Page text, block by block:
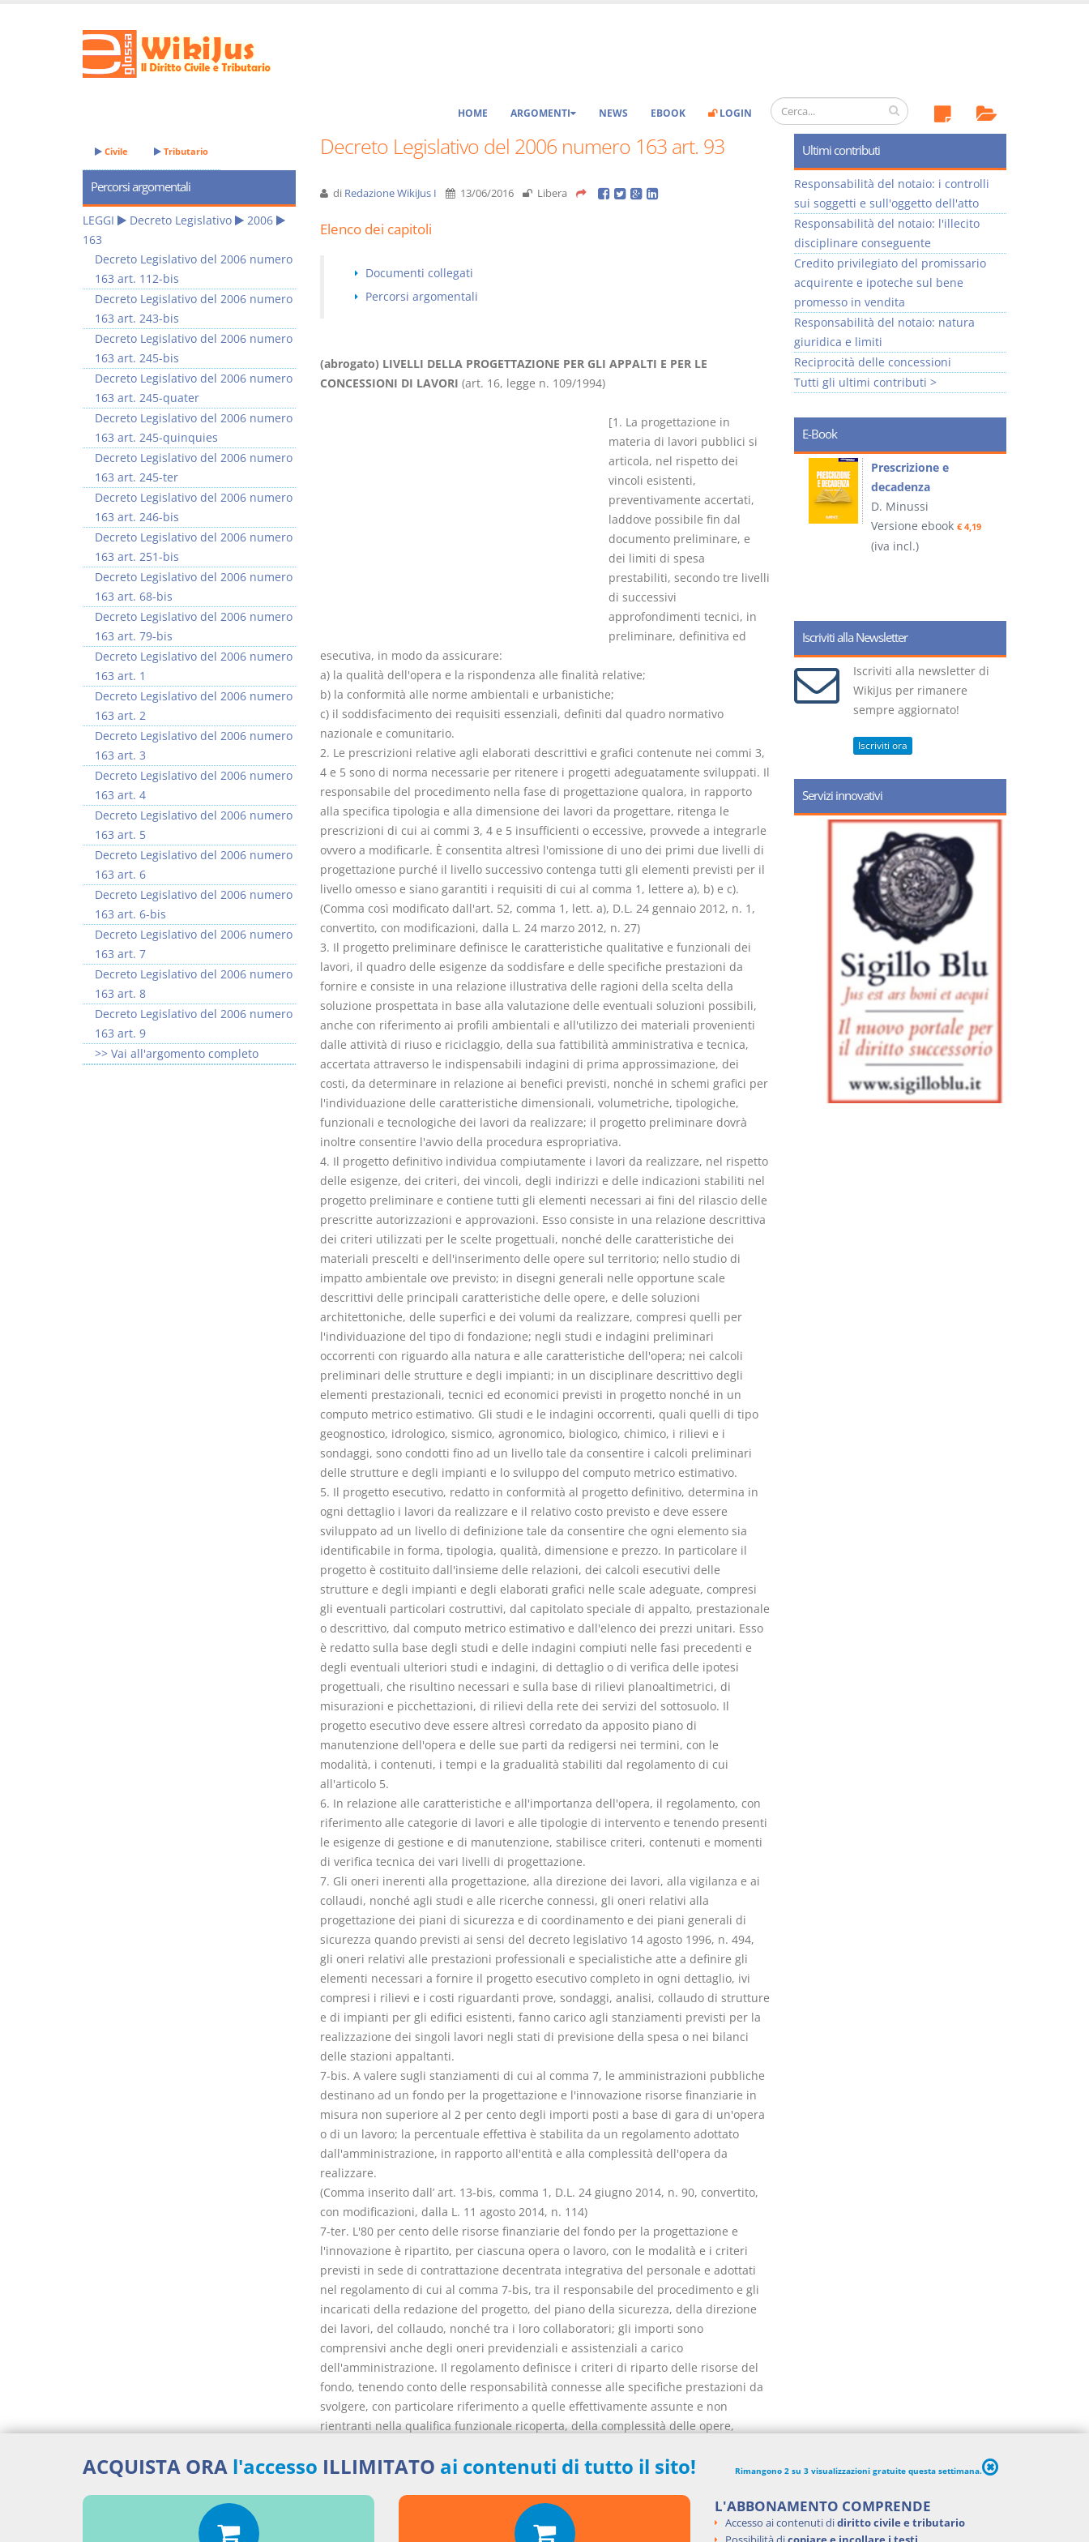
HOME ARGOMENTI NEWS EBOOK LOGIN
Decreto Legislativo del 2006 numero 163 art. 93
di Redazione WikiJus I 13/06/2016 Libera
Elenco dei capitoli
Documenti collegati
Percorsi argomentali
(abrogato) LIVELLI DELLA PROGETTAZIONE PER GLI APPALTI E PER LE
CONCESSIONI DI LAVORI (art. 16, legge n. 109/1994)
[1. La progettazione in
materia di lavori pubblici si
articola, nel rispetto dei
vincoli esistenti,
preventivamente accertati,
laddove possibile fin dal
documento preliminare, e
dei limiti di spesa
prestabiliti, secondo tre livelli
di successivi
approfondimenti tecnici, in
preliminare, definitiva ed
esecutiva, in modo da assicurare:
a) la qualità dell'opera e la rispondenza alle finalità relative;
b) la conformità alle norme ambientali e urbanistiche;
c) il soddisfacimento dei requisiti essenziali, definiti dal quadro normativo
nazionale e comunitario.
2. Le prescrizioni relative agli elaborati descrittivi e grafici contenute nei commi 3,
4 e 5 sono di norma necessarie per ritenere i progetti adeguatamente sviluppati. Il
responsabile del procedimento nella fase di progettazione qualora, in rapporto
alla specifica tipologia e alla dimensione dei lavori da progettare, ritenga le
prescrizioni di cui ai commi 3, 4 e 5 insufficienti o eccessive, provvede a integrarle
ovvero a modificarle. È consentita altresì l'omissione di uno dei primi due livelli di
progettazione purché il livello successivo contenga tutti gli elementi previsti per il
livello omesso e siano garantiti i requisiti di cui al comma 1, lettere a), b) e c).
(Comma così modificato dall'art. 52, comma 1, lett. a), D.L. 24 gennaio 2012, n. 1,
convertito, con modificazioni, dalla L. 24 marzo 2012, n. 27)
3. Il progetto preliminare definisce le caratteristiche qualitative e funzionali dei
lavori, il quadro delle esigenze da soddisfare e delle specifiche prestazioni da
fornire e consiste in una relazione illustrativa delle ragioni della scelta della
soluzione prospettata in base alla valutazione delle eventuali soluzioni possibili,
anche con riferimento ai profili ambientali e all'utilizzo dei materiali provenienti
dalle attività di riuso e riciclaggio, della sua fattibilità amministrativa e tecnica,
accertata attraverso le indispensabili indagini di prima approssimazione, dei
costi, da determinare in relazione ai benefici previsti, nonché in schemi grafici per
l'individuazione delle caratteristiche dimensionali, volumetriche, tipologiche,
funzionali e tecnologiche dei lavori da realizzare; il progetto preliminare dovrà
inoltre consentire l'avvio della procedura espropriativa.
4. Il progetto definitivo individua compiutamente i lavori da realizzare, nel rispetto
delle esigenze, dei criteri, dei vincoli, degli indirizzi e delle indicazioni stabiliti nel
progetto preliminare e contiene tutti gli elementi necessari ai fini del rilascio delle
prescritte autorizzazioni e approvazioni. Esso consiste in una relazione descrittiva
dei criteri utilizzati per le scelte progettuali, nonché delle caratteristiche dei
materiali prescelti e dell'inserimento delle opere sul territorio; nello studio di
impatto ambientale ove previsto; in disegni generali nelle opportune scale
descrittivi delle principali caratteristiche delle opere, e delle soluzioni
architettoniche, delle superfici e dei volumi da realizzare, compresi quelli per
l'individuazione del tipo di fondazione; negli studi e indagini preliminari
occorrenti con riguardo alla natura e alle caratteristiche dell'opera; nei calcoli
preliminari delle strutture e degli impianti; in un disciplinare descrittivo degli
elementi prestazionali, tecnici ed economici previsti in progetto nonché in un
computo metrico estimativo. Gli studi e le indagini occorrenti, quali quelli di tipo
geognostico, idrologico, sismico, agronomico, biologico, chimico, i rilievi e i
sondaggi, sono condotti fino ad un livello tale da consentire i calcoli preliminari
delle strutture e degli impianti e lo sviluppo del computo metrico estimativo.
5. Il progetto esecutivo, redatto in conformità al progetto definitivo, determina in
ogni dettaglio i lavori da realizzare e il relativo costo previsto e deve essere
sviluppato ad un livello di definizione tale da consentire che ogni elemento sia
identificabile in forma, tipologia, qualità, dimensione e prezzo. In particolare il
progetto è costituito dall'insieme delle relazioni, dei calcoli esecutivi delle
strutture e degli impianti e degli elaborati grafici nelle scale adeguate, compresi
gli eventuali particolari costruttivi, dal capitolato speciale di appalto, prestazionale
o descrittivo, dal computo metrico estimativo e dall'elenco dei prezzi unitari. Esso
è redatto sulla base degli studi e delle indagini compiuti nelle fasi precedenti e
degli eventuali ulteriori studi e indagini, di dettaglio o di verifica delle ipotesi
progettuali, che risultino necessari e sulla base di rilievi planoaltimetrici, di
misurazioni e picchettazioni, di rilievi della rete dei servizi del sottosuolo. Il
progetto esecutivo deve essere altresì corredato da apposito piano di
manutenzione dell'opera e delle sue parti da redigersi nei termini, con le
modalità, i contenuti, i tempi e la gradualità stabiliti dal regolamento di cui
all'articolo 5.
6. In relazione alle caratteristiche e all'importanza dell'opera, il regolamento, con
riferimento alle categorie di lavori e alle tipologie di intervento e tenendo presenti
le esigenze di gestione e di manutenzione, stabilisce criteri, contenuti e momenti
di verifica tecnica dei vari livelli di progettazione.
7. Gli oneri inerenti alla progettazione, alla direzione dei lavori, alla vigilanza e ai
collaudi, nonché agli studi e alle ricerche connessi, gli oneri relativi alla
progettazione dei piani di sicurezza e di coordinamento e dei piani generali di
sicurezza quando previsti ai sensi del decreto legislativo 14 agosto 1996, n. 494,
gli oneri relativi alle prestazioni professionali e specialistiche atte a definire gli
elementi necessari a fornire il progetto esecutivo completo in ogni dettaglio, ivi
compresi i rilievi e i costi riguardanti prove, sondaggi, analisi, collaudo di strutture
e di impianti per gli edifici esistenti, fanno carico agli stanziamenti previsti per la
realizzazione dei singoli lavori negli stati di previsione della spesa o nei bilanci
delle stazioni appaltanti.
7-bis. A valere sugli stanziamenti di cui al comma 7, le amministrazioni pubbliche
destinano ad un fondo per la progettazione e l'innovazione risorse finanziarie in
misura non superiore al 2 per cento degli importi posti a base di gara di un'opera
o di un lavoro; la percentuale effettiva è stabilita da un regolamento adottato
dall'amministrazione, in rapporto all'entità e alla complessità dell'opera da
realizzare.
(Comma inserito dall’ art. 13-bis, comma 1, D.L. 24 giugno 2014, n. 90, convertito,
con modificazioni, dalla L. 11 agosto 2014, n. 114)
7-ter. L'80 per cento delle risorse finanziarie del fondo per la progettazione e
l'innovazione è ripartito, per ciascuna opera o lavoro, con le modalità e i criteri
previsti in sede di contrattazione decentrata integrativa del personale e adottati
nel regolamento di cui al comma 7-bis, tra il responsabile del procedimento e gli
incaricati della redazione del progetto, del piano della sicurezza, della direzione
dei lavori, del collaudo, nonché tra i loro collaboratori; gli importi sono
comprensivi anche degli oneri previdenziali e assistenziali a carico
dell'amministrazione. Il regolamento definisce i criteri di riparto delle risorse del
fondo, tenendo conto delle responsabilità connesse alle specifiche prestazioni da
svolgere, con particolare riferimento a quelle effettivamente assunte e non
rientranti nella qualifica funzionale ricoperta, della complessità delle opere,
dell'opera, dei tempi e dei costi previsti dal quadro economico del progetto
delle risorse finanziarie connesse alla singola opera o lavoro a fronte di eventuali
incrementi dei tempi o dei costi previsti dal quadro economico del progetto
Civile Tributario
Percorsi argomentali
LEGGI Decreto Legislativo
2006
163
Decreto Legislativo del 2006 numero
163 art. 112-bis
Decreto Legislativo del 2006 numero
163 art. 243-bis
Decreto Legislativo del 2006 numero
163 art. 245-bis
Decreto Legislativo del 2006 numero
163 art. 245-quater
Decreto Legislativo del 2006 numero
163 art. 245-quinquies
Decreto Legislativo del 2006 numero
163 art. 245-ter
Decreto Legislativo del 2006 numero
163 art. 246-bis
Decreto Legislativo del 2006 numero
163 art. 251-bis
Decreto Legislativo del 2006 numero
163 art. 68-bis
Decreto Legislativo del 2006 numero
163 art. 79-bis
Decreto Legislativo del 2006 numero
163 art. 1
Decreto Legislativo del 2006 numero
163 art. 2
Decreto Legislativo del 2006 numero
163 art. 3
Decreto Legislativo del 2006 numero
163 art. 4
Decreto Legislativo del 2006 numero
163 art. 5
Decreto Legislativo del 2006 numero
163 art. 6
Decreto Legislativo del 2006 numero
163 art. 6-bis
Decreto Legislativo del 2006 numero
163 art. 7
Decreto Legislativo del 2006 numero
163 art. 8
Decreto Legislativo del 2006 numero
163 art. 9
>> Vai all'argomento completo
Ultimi contributi
Responsabilità del notaio: i controlli
sui soggetti e sull'oggetto dell'atto
Responsabilità del notaio: l'illecito
disciplinare conseguente
Credito privilegiato del promissario
acquirente e ipoteche sul bene
promesso in vendita
Responsabilità del notaio: natura
giuridica e limiti
Reciprocità delle concessioni
Tutti gli ultimi contributi >
E-Book
Usufrutto Uso e
Abitazione
D. Minussi
Versione ebook
(iva incl.)
Prescrizione e
decadenza
D. Minussi
Versione ebook € 4,19
(iva incl.)
Iscriviti alla Newsletter
Iscriviti alla newsletter di
WikiJus per rimanere
sempre aggiornato!
Iscriviti ora
Servizi innovativi
ACQUISTA ORA l'accesso ILLIMITATO ai contenuti di tutto il sito! Rimangono 2 su 3 visualizzazioni gratuite questa settimana.
L'ABBONAMENTO COMPRENDE
Accesso ai contenuti didiritto civile e tributario